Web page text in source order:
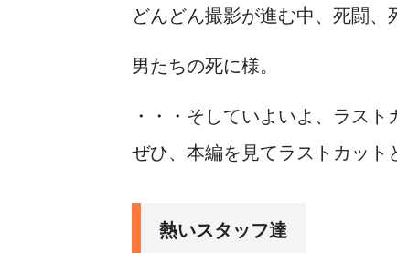
どんどん撮影が進む中、死闘、
男たちの死に様。
・・・そしていよいよ、ラスト
ぜひ、本編を見てラストカット
熱いスタッフ達